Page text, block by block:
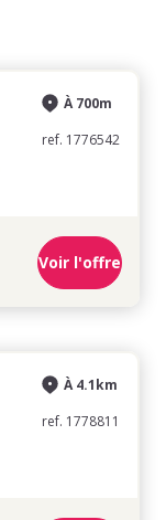
À 700m
ref. 1776542
Voir l'offre
À 4.1km
ref. 1778811